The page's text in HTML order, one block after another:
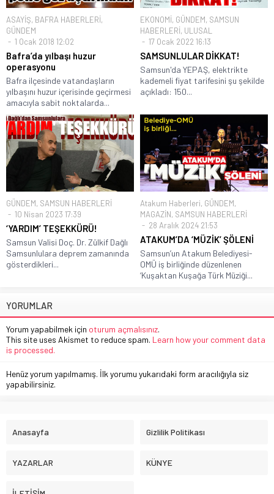
ASAYİŞ, BAFRA HABERLERİ,
GÜNDEM
1 Ocak 2018 12:02
Bafra’da yılbaşı huzur
operasyonu
Bafra ilçesinde vatandaşların
yılbaşını huzur içerisinde geçirmesi
amacıyla sabit noktalarda...
EKONOMİ, GÜNDEM, SAMSUN
HABERLERİ, ULUSAL
17 Ocak 2022 16:13
SAMSUNLULAR DİKKAT!
Samsun'da YEPAŞ, elektrikte
kademeli fiyat tarifesini şu şekilde
açıkladı: 150...
GÜNDEM, SAMSUN HABERLERİ
10 Nisan 2023 17:39
‘YARDIM’ TEŞEKKÜRÜ!
Samsun Valisi Doç. Dr. Zülkif Dağlı
Samsunlulara deprem zamanında
gösterdikleri...
Atakum Haberleri, GÜNDEM,
MAGAZİN, SAMSUN HABERLERİ
28 Aralık 2024 21:53
ATAKUM’DA ‘MÜZİK’ ŞÖLENİ
Samsun’un Atakum Belediyesi-
OMÜ iş birliğinde düzenlenen
‘Kuşaktan Kuşağa Türk Müziği...
YORUMLAR
Yorum yapabilmek için oturum açmalısınız.
This site uses Akismet to reduce spam. Learn how your comment data
is processed.
Henüz yorum yapılmamış. İlk yorumu yukarıdaki form aracılığıyla siz
yapabilirsiniz.
Anasayfa Gizlilik Politikası
YAZARLAR KÜNYE